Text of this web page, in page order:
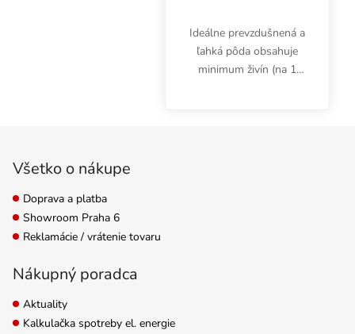
Ideálne prevzdušnená a
ľahká pôda obsahuje
minimum živín (na 1
Všetko o nákupe
Doprava a platba
Showroom Praha 6
Reklamácie / vrátenie tovaru
Nákupný poradca
Aktuality
Kalkulačka spotreby el. energie